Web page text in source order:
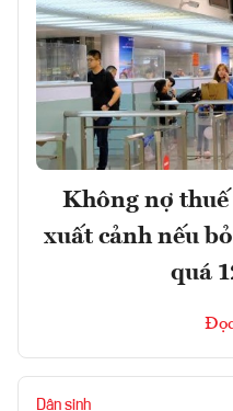
Không nợ thuế
xuất cảnh nếu
quá
Dân sinh